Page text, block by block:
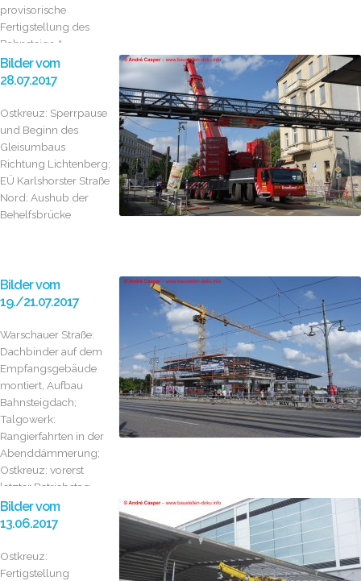
provisorische
Fertigstellung des
Bahnsteigs A
Bilder vom
28.07.2017
Ostkreuz: Sperrpause
und Beginn des
Gleisumbaus
Richtung Lichtenberg;
EÜ Karlshorster Straße
Nord: Aushub der
Behelfsbrücke
Bilder vom
19./21.07.2017
Warschauer Straße:
Dachbinder auf dem
Empfangsgebäude
montiert, Aufbau
Bahnsteigdach;
Talgowerk:
Rangierfahrten in der
Abenddämmerung;
Ostkreuz: vorerst
letzter Betriebstag
am...
Bilder vom
13.06.2017
Ostkreuz:
Fertigstellung